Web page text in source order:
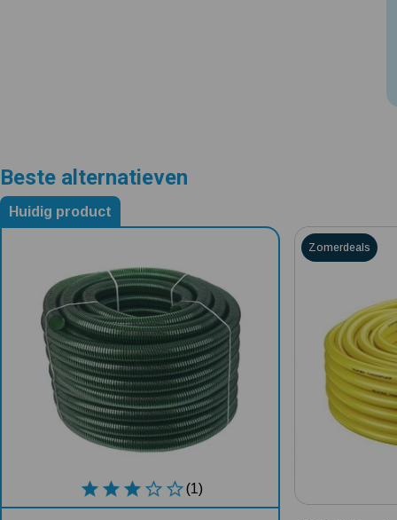
Beste alternatieven
Alternatieven voor Spiraalslang 32 mm - 50 meter
(1)
Huidig product
0 Ster
Zomerdeals